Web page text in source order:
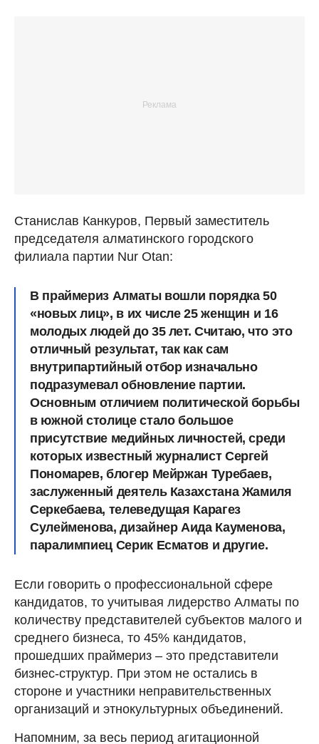
Станислав Канкуров, Первый заместитель
председателя алматинского городского
филиала партии Nur Otan:
В праймериз Алматы вошли порядка 50
«новых лиц», в их числе 25 женщин и 16
молодых людей до 35 лет. Считаю, что это
отличный результат, так как сам
внутрипартийный отбор изначально
подразумевал обновление партии.
Основным отличием политической борьбы
в южной столице стало большое
присутствие медийных личностей, среди
которых известный журналист Сергей
Пономарев, блогер Мейржан Туребаев,
заслуженный деятель Казахстана Жамиля
Серкебаева, телеведущая Карагез
Сулейменова, дизайнер Аида Кауменова,
паралимпиец Серик Есматов и другие.
Если говорить о профессиональной сфере
кандидатов, то учитывая лидерство Алматы по
количеству представителей субъектов малого и
среднего бизнеса, то 45% кандидатов,
прошедших праймериз – это представители
бизнес-структур. При этом не остались в
стороне и участники неправительственных
организаций и этнокультурных объединений.
Напомним, за весь период агитационной